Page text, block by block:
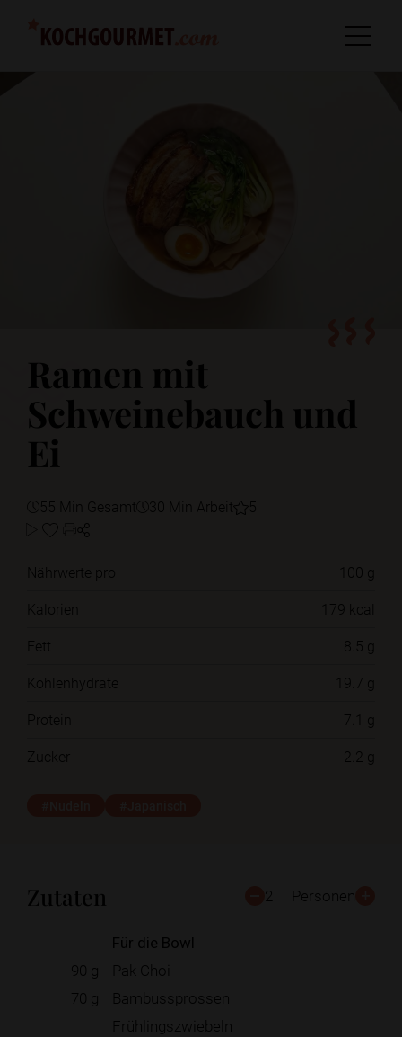
Ramen mit
Schweinebauch und
Ei
55 Min Gesamt 30 Min Arbeit 5
Nährwerte pro
100 g
Kalorien
179 kcal
Fett
8.5 g
Kohlenhydrate
19.7 g
Protein
7.1 g
Zucker
2.2 g
Zutaten 2 Personen
Für die Bowl
90 g
Pak Choi
70 g
Bambussprossen
Frühlingszwiebeln